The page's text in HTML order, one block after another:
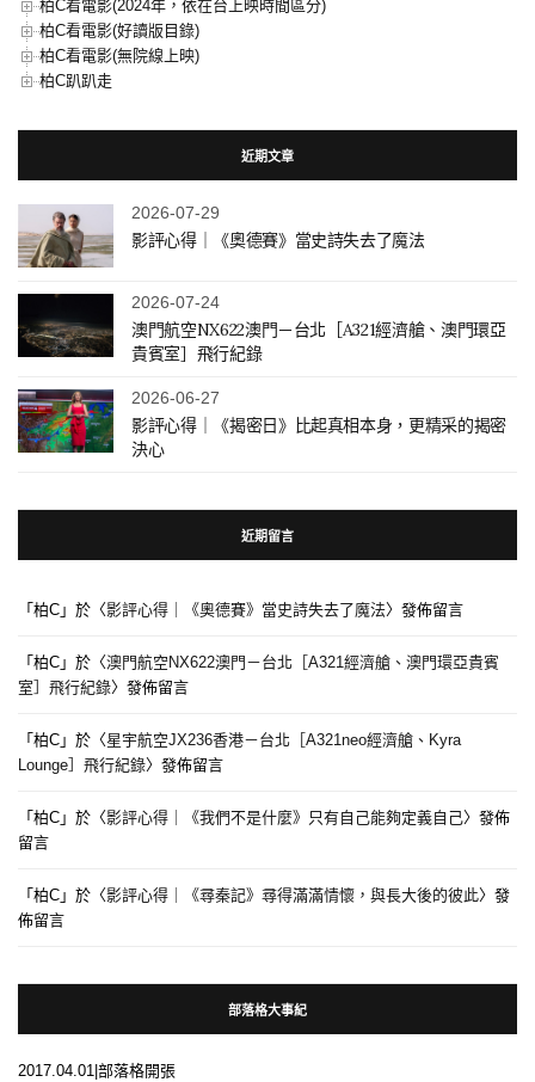
柏C看電影(2024年，依在台上映時間區分)
柏C看電影(好讀版目錄)
柏C看電影(無院線上映)
柏C趴趴走
近期文章
2026-07-29
影評心得｜《奧德賽》當史詩失去了魔法
2026-07-24
澳門航空NX622澳門－台北［A321經濟艙、澳門環亞
貴賓室］飛行紀錄
2026-06-27
影評心得｜《揭密日》比起真相本身，更精采的揭密
決心
近期留言
「 柏C 」於〈影評心得｜《奧德賽》當史詩失去了魔法〉發佈留言
「 柏C 」於〈澳門航空NX622澳門－台北［A321經濟艙、澳門環亞貴賓
室］飛行紀錄〉發佈留言
「 柏C 」於〈星宇航空JX236香港－台北［A321neo經濟艙、Kyra
Lounge］飛行紀錄〉發佈留言
「 柏C 」於〈影評心得｜《我們不是什麼》只有自己能夠定義自己〉發佈
留言
「 柏C 」於〈影評心得｜《尋秦記》尋得滿滿情懷，與長大後的彼此〉發
佈留言
部落格大事紀
2017.04.01|部落格開張